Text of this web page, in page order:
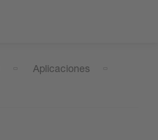
Aplicaciones